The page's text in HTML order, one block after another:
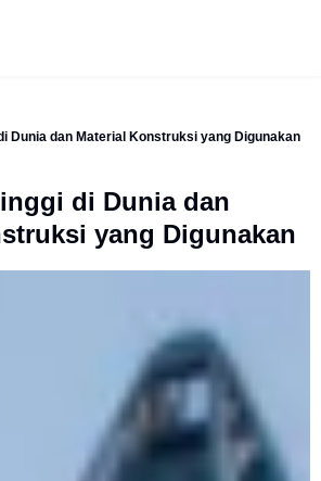
Dunia dan Material Konstruksi yang Digunakan
di Dunia dan
yang Digunakan